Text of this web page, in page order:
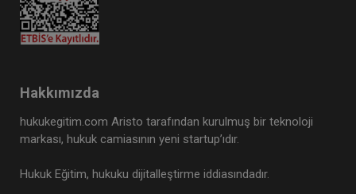
Hakkımızda
hukukegitim.com Aristo tarafından kurulmuş bir teknoloji
markası, hukuk camiasının yeni startup’ıdır.
Hukuk Eğitim, hukuku dijitalleştirme iddiasındadır.